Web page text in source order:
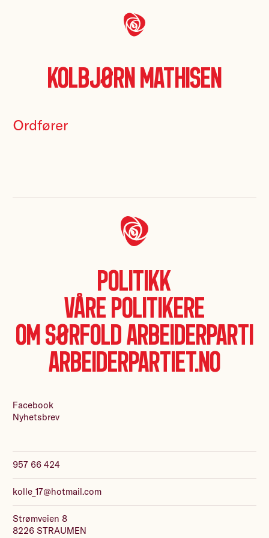
Kolbjørn Mathisen
Ordfører
Politikk
Våre politikere
Om Sørfold Arbeiderparti
Arbeiderpartiet.no
957 66 424
kolle_17@hotmail.com
Strømveien 8
8226 STRAUMEN
Facebook
Nyhetsbrev